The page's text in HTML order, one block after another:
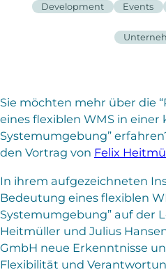
Development Events
Sie möchten mehr über die
eines flexiblen WMS in einer
Systemumgebung”
den Vortrag von Felix
In ihrem aufgezeichneten
Bedeutung eines flexiblen
Systemumgebung” auf der
Heitmüller und Julius
GmbH neue Erkenntnisse
Flexibilität und